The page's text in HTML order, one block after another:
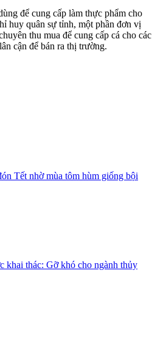
để cung cấp làm thực phẩm cho
huy quân sự tỉnh, một phần đơn vị
thu mua để cung cấp cá cho các
cận để bán ra thị trường.
Tết nhờ mùa tôm hùm giống bội
khai thác: Gỡ khó cho ngành thủy